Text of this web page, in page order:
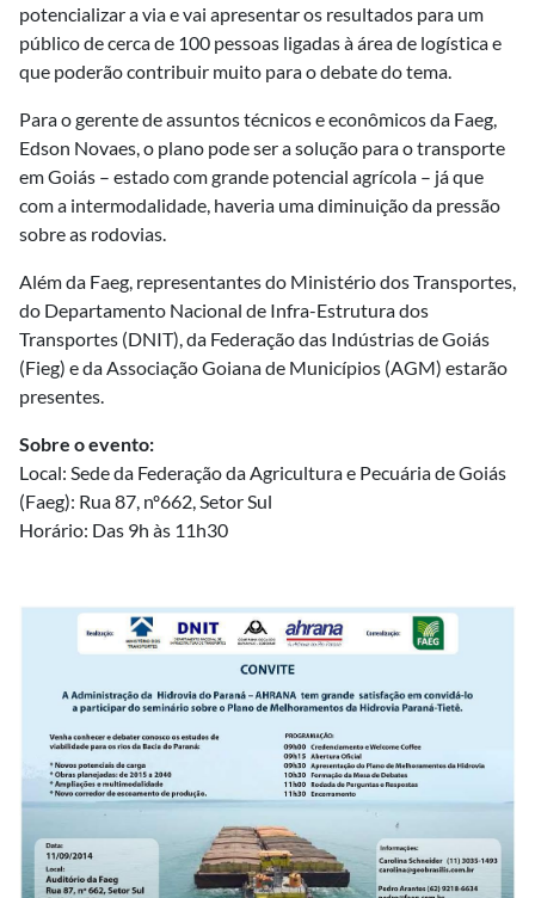
potencializar a via e vai apresentar os resultados para um
público de cerca de 100 pessoas ligadas à área de logística e
que poderão contribuir muito para o debate do tema.
Para o gerente de assuntos técnicos e econômicos da Faeg,
Edson Novaes, o plano pode ser a solução para o transporte
em Goiás – estado com grande potencial agrícola – já que
com a intermodalidade, haveria uma diminuição da pressão
sobre as rodovias.
Além da Faeg, representantes do Ministério dos Transportes,
do Departamento Nacional de Infra-Estrutura dos
Transportes (DNIT), da Federação das Indústrias de Goiás
(Fieg) e da Associação Goiana de Municípios (AGM) estarão
presentes.
Sobre o evento:
Local: Sede da Federação da Agricultura e Pecuária de Goiás
(Faeg): Rua 87, nº662, Setor Sul
Horário: Das 9h às 11h30